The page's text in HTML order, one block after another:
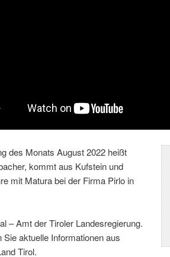
des Monats August 2022 heißt
kommt aus Kufstein und
mit Matura bei der Firma Pirlo in
– Amt der Tiroler Landesregierung.
Sie aktuelle Informationen aus
Tirol.